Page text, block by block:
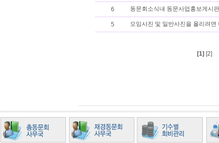
6 동문회소식내 동문사업홍보게시
5 모임사진 및 일반사진을 올리려
[1] [2]